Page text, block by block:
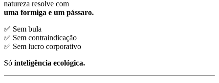
natureza resolve com
uma formiga e um pássaro.
✅ Sem bula
✅ Sem contraindicação
✅ Sem lucro corporativo
Só inteligência ecológica.